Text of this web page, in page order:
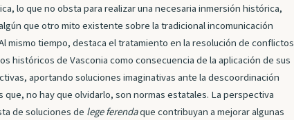
lo que no obsta para realizar una necesaria inmersión histórica,
que otro mito existente sobre la tradicional incomunicación
mismo tiempo, destaca el tratamiento en la resolución de conflictos
históricos de Vasconia como consecuencia de la aplicación de sus
aportando soluciones imaginativas ante la descoordinación
que, no hay que olvidarlo, son normas estatales. La perspectiva
de soluciones de lege ferendaque contribuyan a mejorar algunas